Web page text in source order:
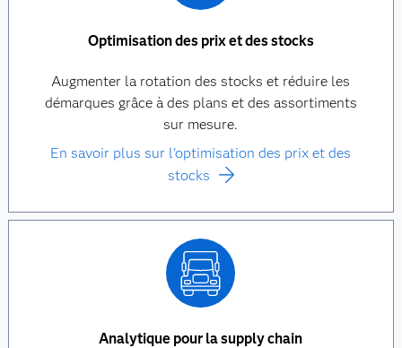
Optimisation des prix et des stocks
Augmenter la rotation des stocks et réduire les
démarques grâce à des plans et des assortiments
sur mesure.
En savoir plus sur l'optimisation des prix et des
stocks
Analytique pour la supply chain